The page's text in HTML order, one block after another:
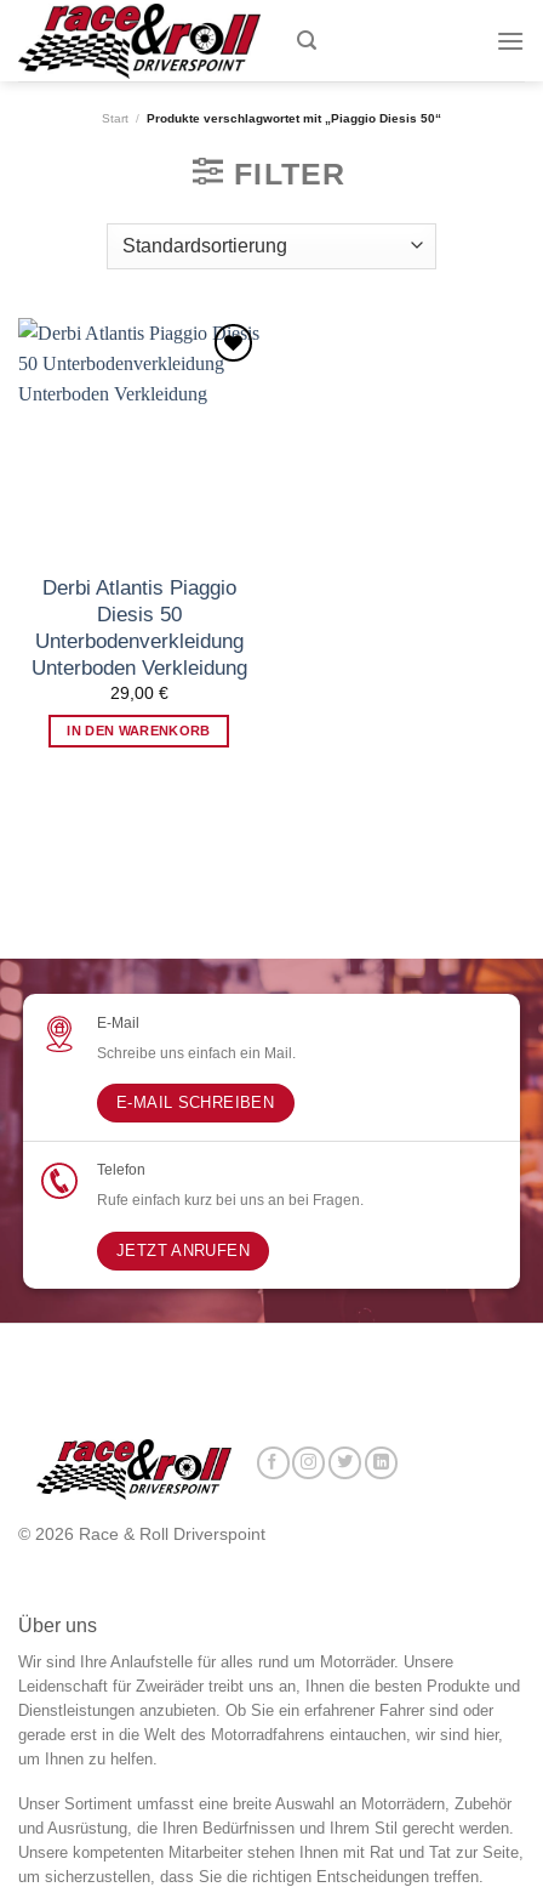
content
Start / Produkte verschlagwortet mit „Piaggio Diesis 50“
FILTER
Derbi Atlantis Piaggio
Diesis 50
Unterbodenverkleidung
Unterboden Verkleidung
29,00 €
IN DEN WARENKORB
E-Mail
Schreibe uns einfach ein Mail.
E-MAIL SCHREIBEN
Telefon
Rufe einfach kurz bei uns an bei Fragen.
JETZT ANRUFEN
© 2026 Race & Roll Driverspoint
Über uns
Wir sind Ihre Anlaufstelle für alles rund um Motorräder. Unsere
Leidenschaft für Zweiräder treibt uns an, Ihnen die besten Produkte und
Dienstleistungen anzubieten. Ob Sie ein erfahrener Fahrer sind oder
gerade erst in die Welt des Motorradfahrens eintauchen, wir sind hier,
um Ihnen zu helfen.
Unser Sortiment umfasst eine breite Auswahl an Motorrädern, Zubehör
und Ausrüstung, die Ihren Bedürfnissen und Ihrem Stil gerecht werden.
Unsere kompetenten Mitarbeiter stehen Ihnen mit Rat und Tat zur Seite,
um sicherzustellen, dass Sie die richtigen Entscheidungen treffen.